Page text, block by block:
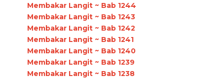
Membakar Langit ~ Bab 1244
Membakar Langit ~ Bab 1243
Membakar Langit ~ Bab 1242
Membakar Langit ~ Bab 1241
Membakar Langit ~ Bab 1240
Membakar Langit ~ Bab 1239
Membakar Langit ~ Bab 1238